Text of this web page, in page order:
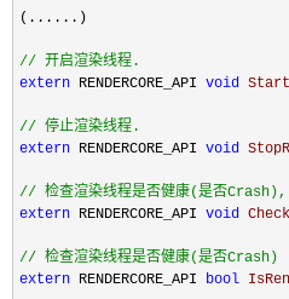
(......)
// 开启渲染线程.
extern RENDERCORE_API void
// 停止渲染线程.
extern RENDERCORE_API void
// 检查渲染线程是否健康(是否
extern RENDERCORE_API void
// 检查渲染线程是否健康(是否Crash)
extern RENDERCORE_API bool